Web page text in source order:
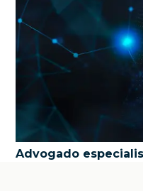
Advogado